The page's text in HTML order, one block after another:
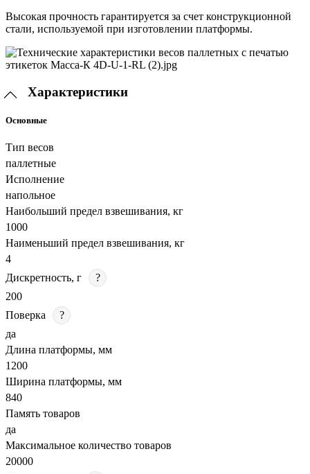
Высокая прочность гарантируется за счет конструкционной
стали, используемой при изготовлении платформы.
Характеристики
Основные
Тип весов
паллетные
Исполнение
напольное
Наибольший предел взвешивания, кг
1000
Наименьший предел взвешивания, кг
4
Дискретность, г
?
200
Поверка
?
да
Длина платформы, мм
1200
Ширина платформы, мм
840
Память товаров
да
Максимальное количество товаров
20000